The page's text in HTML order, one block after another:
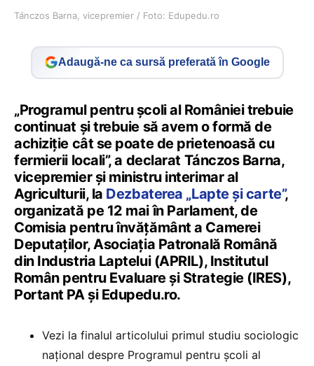
Tánczos Barna, vicepremier / Foto: Edupedu.ro
Adaugă-ne ca sursă preferată în Google
„Programul pentru școli al României trebuie
continuat și trebuie să avem o formă de
achiziție cât se poate de prietenoasă cu
fermierii locali”, a declarat Tánczos Barna,
vicepremier și ministru interimar al
Agriculturii, la Dezbaterea „Lapte și carte”,
organizată pe 12 mai în Parlament, de
Comisia pentru învățământ a Camerei
Deputaților, Asociația Patronală Română
din Industria Laptelui (APRIL), Institutul
Român pentru Evaluare și Strategie (IRES),
Portant PA și Edupedu.ro.
Vezi la finalul articolului primul studiu sociologic
național despre Programul pentru școli al